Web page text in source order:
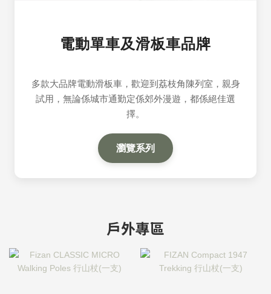
電動單車及滑板車品牌
多款大品牌電動滑板車，歡迎到荔枝角陳列室，親身
試用，無論係城市通勤定係郊外漫遊，都係絕佳選
擇。
瀏覽系列
戶外專區